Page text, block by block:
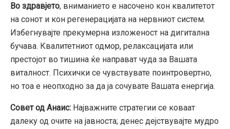
Во здравјето, вниманието е насочено кон квалитетот
на сонот и кон регенерацијата на нервниот систем.
Избегнувајте прекумерна изложеност на дигитална
бучава. Квалитетниот одмор, релаксацијата или
престојот во тишина ќе направат чуда за Вашата
виталност. Психички се чувствувате поинтровертно,
но тоа е неопходно за да ја сочувате Вашата енергија.
Совет од Анаис: Најважните стратегии се коваат
далеку од очите на јавноста; денес дејствувајте мудро